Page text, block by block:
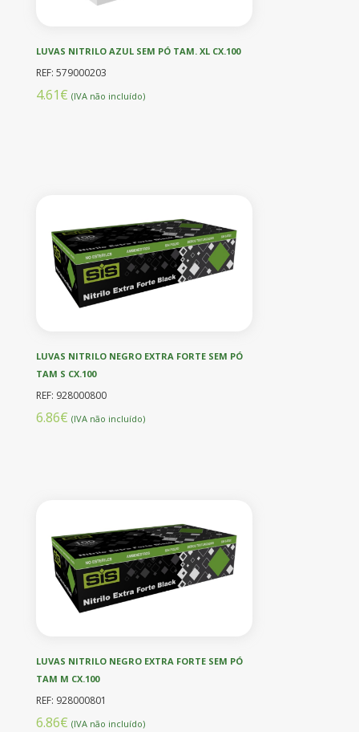
LUVAS NITRILO AZUL SEM PÓ TAM. XL CX.100
REF: 579000203
4.61€ (IVA não incluído)
LUVAS NITRILO NEGRO EXTRA FORTE SEM PÓ
TAM S CX.100
REF: 928000800
6.86€ (IVA não incluído)
LUVAS NITRILO NEGRO EXTRA FORTE SEM PÓ
TAM M CX.100
REF: 928000801
6.86€ (IVA não incluído)